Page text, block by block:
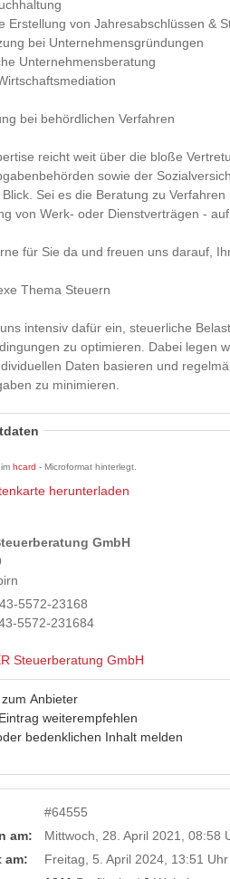
Erstellung von Jahresabschlüssen &
bei Unternehmensgründungen
Unternehmensberatung
bei behördlichen Verfahren
dem Finanzamt hinaus. Wir unterstützen Sie auch bei
der Sozialversicherung und behalten dabei stets sämtliche relevanten
Ausarbeitung von Werk- oder
für Sie da und freuen uns darauf,
Thema Steuern
intensiv dafür ein, steuerliche
zu optimieren. Dabei legen
Daten basieren und
zu minimieren.
hcard - Microformat hinterlegt.
herunterladen
GmbH
5572-23168
5572-231684
Steuerberatung GmbH
Anbieter
weiterempfehlen
bedenklichen Inhalt melden
#64555
am:
Mittwoch, 28. April 2021, 08:58
am:
Freitag, 5. April 2024, 13:51 Uhr